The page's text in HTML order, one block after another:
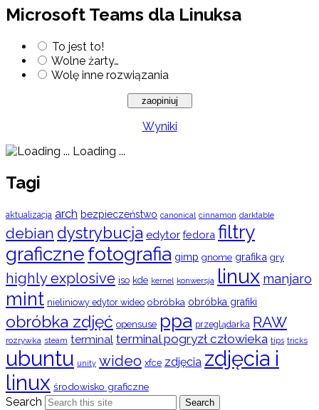
Microsoft Teams dla Linuksa
To jest to!
Wolne żarty…
Wolę inne rozwiązania
Wyniki
Loading ...
Tagi
aktualizacja arch bezpieczeństwo canonical cinnamon darktable
debian dystrybucja edytor fedora filtry
graficznefotografia gimp gnome grafika gry
highly explosive iso kde kernel konwersja linux manjaro
mint nieliniowy edytor wideo obróbka obróbka grafiki
obróbka zdjęć opensuse ppa przeglądarka RAW
rozrywka steam terminal terminal pogryzł człowieka tips tricks
ubuntu unity wideo xfce zdjęcia zdjęcia i
linux środowisko graficzne
Search Search